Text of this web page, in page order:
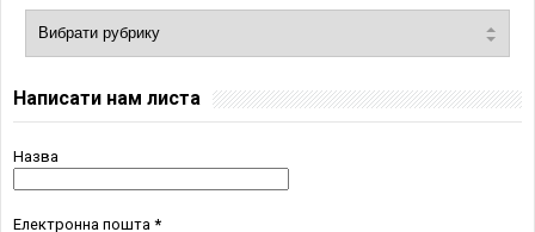
Написати нам листа
Назва
Електронна пошта *